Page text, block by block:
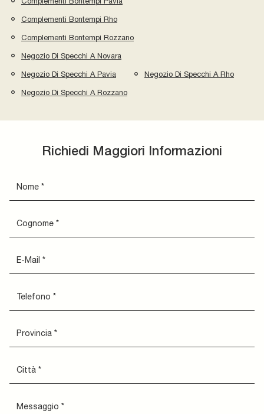
Complementi Bontempi Rho
Complementi Bontempi Rozzano
Negozio Di Specchi A Novara
Negozio Di Specchi A Pavia Negozio Di Specchi A Rho
Negozio Di Specchi A Rozzano
Richiedi Maggiori Informazioni